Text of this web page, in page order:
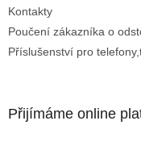
Kontakty
Poučení zákazníka o
Příslušenství pro
Přijímáme online